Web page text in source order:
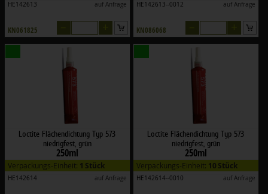
HE142613 auf Anfrage
KN061825
HE142613--0012 auf Anfrage
KN086068
Loctite Flächendichtung Typ 573
niedrigfest, grün
250ml
Verpackungs-Einheit: 1 Stück
HE142614 auf Anfrage
Loctite Flächendichtung Typ 573
niedrigfest, grün
250ml
Verpackungs-Einheit: 10 Stück
HE142614--0010 auf Anfrage